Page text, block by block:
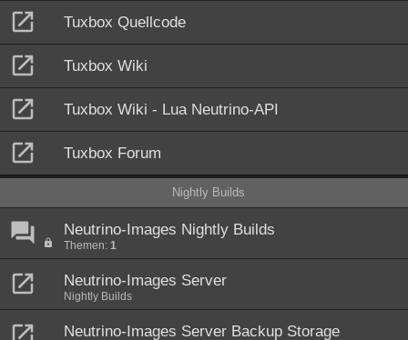
Tuxbox Quellcode
Tuxbox Wiki
Tuxbox Wiki - Lua Neutrino-API
Tuxbox Forum
Nightly Builds
Neutrino-Images Nightly Builds
Themen: 1
Neutrino-Images Server
Nightly Builds
Neutrino-Images Server Backup Storage